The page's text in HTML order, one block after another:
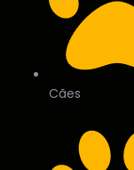
Cães